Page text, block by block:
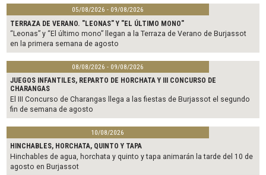
05/08/2026 - 09/08/2026
TERRAZA DE VERANO. "LEONAS" Y "EL ÚLTIMO MONO"
“Leonas” y “El último mono” llegan a la Terraza de Verano de Burjassot
en la primera semana de agosto
08/08/2026 - 09/08/2026
JUEGOS INFANTILES, REPARTO DE HORCHATA Y III CONCURSO DE
CHARANGAS
El III Concurso de Charangas llega a las fiestas de Burjassot el segundo
fin de semana de agosto
10/08/2026
HINCHABLES, HORCHATA, QUINTO Y TAPA
Hinchables de agua, horchata y quinto y tapa animarán la tarde del 10 de
agosto en Burjassot